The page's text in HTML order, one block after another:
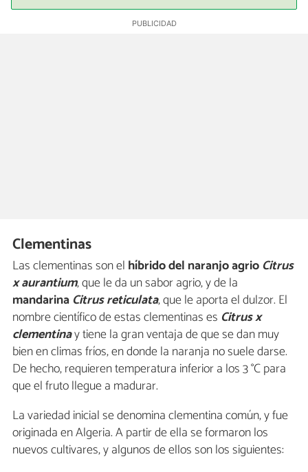
Clementinas
Las clementinas son el híbrido del naranjo agrio Citrus
x aurantium, que le da un sabor agrio, y de la
mandarina Citrus reticulata, que le aporta el dulzor. El
nombre científico de estas clementinas es Citrus x
clementinay tiene la gran ventaja de que se dan muy
bien en climas fríos, en donde la naranja no suele darse.
De hecho, requieren temperatura inferior a los 3 °C para
que el fruto llegue a madurar.
La variedad inicial se denomina clementina común, y fue
originada en Algeria. A partir de ella se formaron los
nuevos cultivares, y algunos de ellos son los siguientes: